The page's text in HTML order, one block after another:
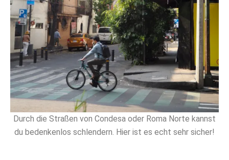
Durch die Straßen von Condesa oder Roma Norte kannst
du bedenkenlos schlendern. Hier ist es echt sehr sicher!